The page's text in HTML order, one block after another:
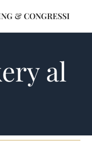
& CONGRESSI
al